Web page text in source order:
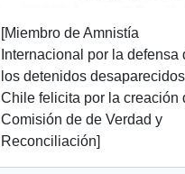
[Miembro de Amnistía
Internacional por la defensa
los detenidos
Chile felicita por la creación
Comisión de de Verdad y
Reconciliación]